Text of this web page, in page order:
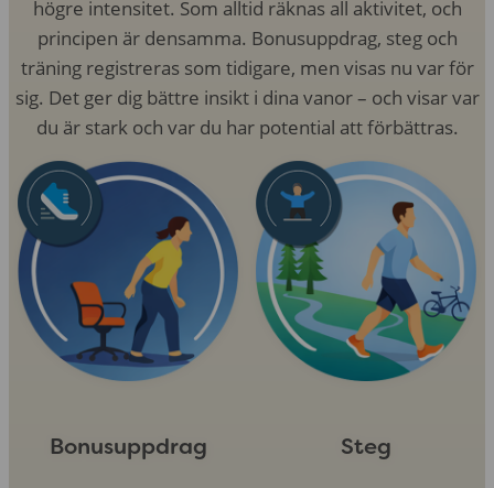
högre intensitet. Som alltid räknas all aktivitet, och
principen är densamma. Bonusuppdrag, steg och
träning registreras som tidigare, men visas nu var för
sig. Det ger dig bättre insikt i dina vanor – och visar var
du är stark och var du har potential att förbättras.
Bonusuppdrag Steg